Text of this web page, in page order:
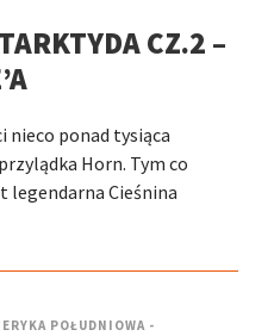
CZ.2 –
nieco ponad tysiąca
Horn. Tym co
legendarna Cieśnina
POŁUDNIOWA -